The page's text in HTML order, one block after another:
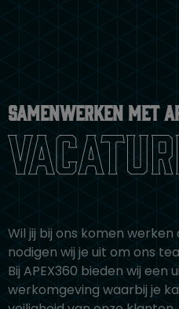
Samenwerken met
Wil jij bij ons komen
nodigen wij je uit om ons
Bij APEX360 bieden wij
werkomgeving waarbij je